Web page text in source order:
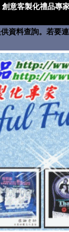
意客製化禮品專
資料查詢。若要